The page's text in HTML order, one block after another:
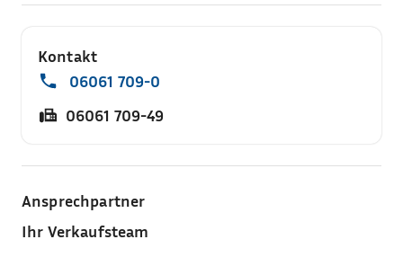
Kontakt
06061 709-0
06061 709-49
Ansprechpartner
Ihr Verkaufsteam